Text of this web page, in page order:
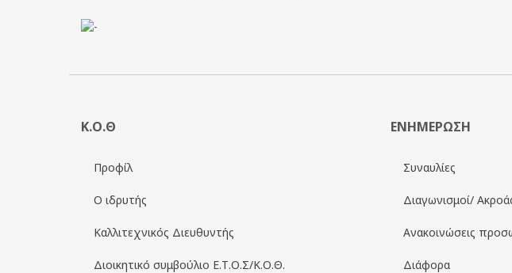
Κ.Ο.Θ
Προφίλ
Ο ιδρυτής
Καλλιτεχνικός Διευθυντής
Διοικητικό συμβούλιο Ε.Τ.Ο.Σ/Κ.Ο.Θ.
ΕΝΗΜΕΡΩΣΗ
Συναυλίες
Διαγωνισμοί/
Ανακοινώσεις
Διάφορα